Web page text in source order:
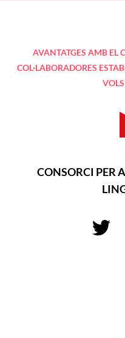
AVANTATGES AMB EL
COL·LABORADORES
CONSORCI PER